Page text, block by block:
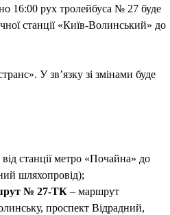
16:00 рух тролейбуса № 27 буде
станції «Київ-Волинський» до
У зв’язку зі змінами буде
станції метро «Почайна» до
шляхопровід);
№ 27-ТК– маршрут
проспект Відрадний,